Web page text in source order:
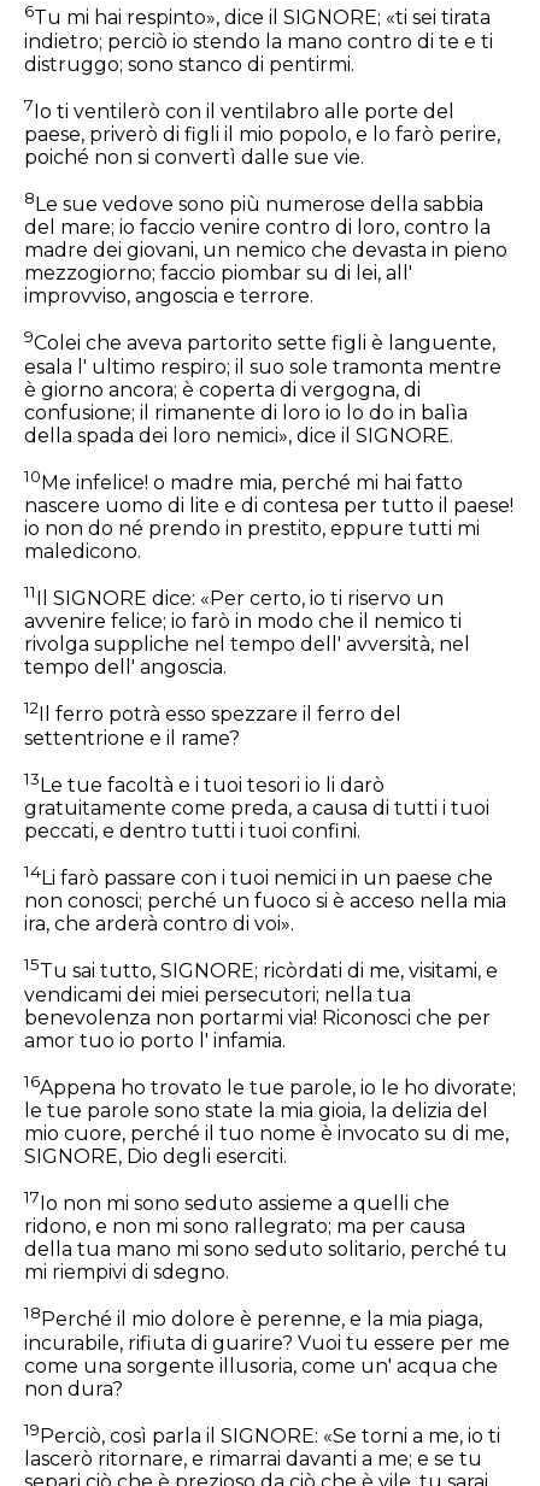
6Tu mi hai respinto», dice il SIGNORE; «ti sei tirata
indietro; perciò io stendo la mano contro di te e ti
distruggo; sono stanco di pentirmi.
7Io ti ventilerò con il ventilabro alle porte del
paese, priverò di figli il mio popolo, e lo farò perire,
poiché non si convertì dalle sue vie.
8 Le sue vedove sono più numerose della sabbia
del mare; io faccio venire contro di loro, contro la
madre dei giovani, un nemico che devasta in pieno
mezzogiorno; faccio piombar su di lei, all'
improvviso, angoscia e terrore.
9Colei che aveva partorito sette figli è languente,
esala l' ultimo respiro; il suo sole tramonta mentre
è giorno ancora; è coperta di vergogna, di
confusione; il rimanente di loro io lo do in balìa
della spada dei loro nemici», dice il SIGNORE.
10Me infelice! o madre mia, perché mi hai fatto
nascere uomo di lite e di contesa per tutto il paese!
io non do né prendo in prestito, eppure tutti mi
maledicono.
11
Il SIGNORE dice: «Per certo, io ti riservo un
avvenire felice; io farò in modo che il nemico ti
rivolga suppliche nel tempo dell' avversità, nel
tempo dell' angoscia.
12 Il ferro potrà esso spezzare il ferro del
settentrione e il rame?
13Le tue facoltà e i tuoi tesori io li darò
gratuitamente come preda, a causa di tutti i tuoi
peccati, e dentro tutti i tuoi confini.
14Li farò passare con i tuoi nemici in un paese che
non conosci; perché un fuoco si è acceso nella mia
ira, che arderà contro di voi».
15Tu sai tutto, SIGNORE; ricòrdati di me, visitami, e
vendicami dei miei persecutori; nella tua
benevolenza non portarmi via! Riconosci che per
amor tuo io porto l' infamia.
16Appena ho trovato le tue parole, io le ho divorate;
le tue parole sono state la mia gioia, la delizia del
mio cuore, perché il tuo nome è invocato su di me,
SIGNORE, Dio degli eserciti.
17 Io non mi sono seduto assieme a quelli che
ridono, e non mi sono rallegrato; ma per causa
della tua mano mi sono seduto solitario, perché tu
mi riempivi di sdegno.
18 Perché il mio dolore è perenne, e la mia piaga,
incurabile, rifiuta di guarire? Vuoi tu essere per me
come una sorgente illusoria, come un' acqua che
non dura?
19Perciò, così parla il SIGNORE: «Se torni a me, io ti
lascerò ritornare, e rimarrai davanti a me; e se tu